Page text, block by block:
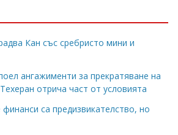
Кан със сребристо мини и
ангажименти за прекратяване на
отрича част от условията
са предизвикателство, но